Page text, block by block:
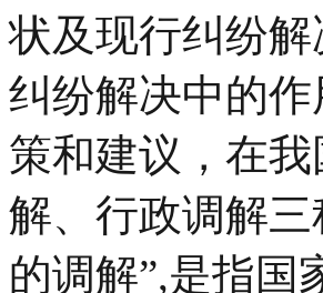
状及现行纠纷
纠纷解决中的
策和建议，在
解、行政调解
的调解”,是指国